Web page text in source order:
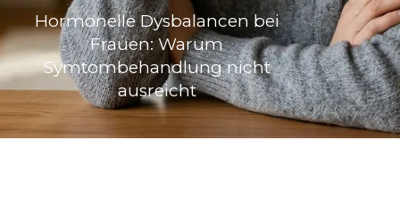
Hormonelle Dysbalancen bei
Frauen: Warum
Symtombehandlung nicht
ausreicht